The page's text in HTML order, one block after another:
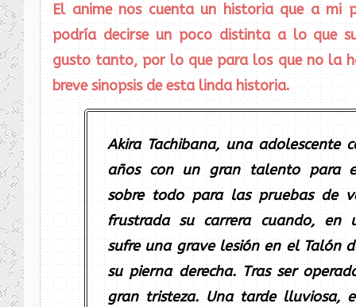
El anime nos cuenta un historia que a mi
podría decirse un poco distinta a lo que
gusto tanto, por lo que para los que no la
breve sinopsis de esta linda historia.
Akira Tachibana, una adolescente
años con un gran talento para
sobre todo para las pruebas de
frustrada su carrera cuando, en
sufre una grave lesión en el Talón
su pierna derecha. Tras ser
gran tristeza. Una tarde lluviosa,